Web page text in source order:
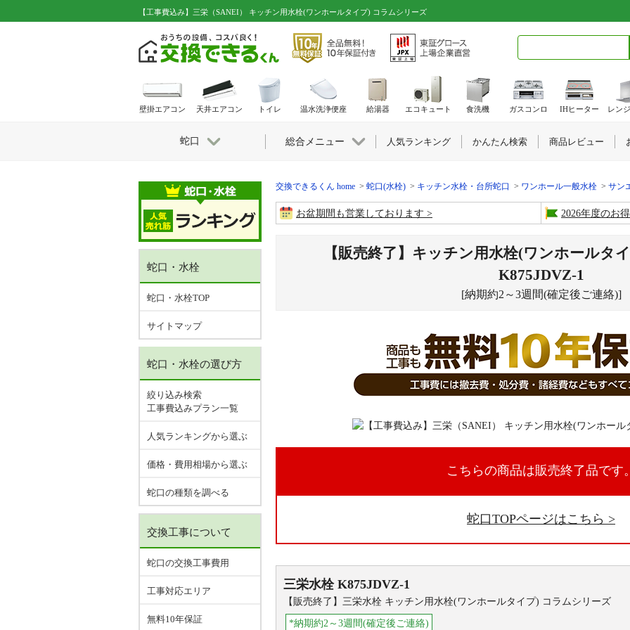
【工事費込み】三栄（SANEI） キッチン用水栓(ワンホールタイプ) コラムシリーズ
交換できるくん home 蛇口(水栓) キッチン水栓・台所蛇口 ワンホール一般水栓 サンエ
お盆期間も営業しております 2026年度のお
【販売終了】キッチン用水栓(ワンホールタ
K875JDVZ-1
[納期約2～3週間(確定後ご連絡)]
こちらの商品は販売終了品です
蛇口TOPページはこちら
三栄水栓 K875JDVZ-1
【販売終了】三栄水栓 キッチン用水栓(ワンホールタイプ) コラムシリーズ
*納期約2～3週間(確定後ご連絡)
蛇口・水栓
蛇口・水栓TOP
サイトマップ
蛇口・水栓の選び方
絞り込み検索
工事費込みプラン一覧
人気ランキングから選ぶ
価格・費用相場から選ぶ
蛇口の種類を調べる
交換工事について
蛇口の交換工事費用
工事対応エリア
無料10年保証
壁掛エアコン 天井エアコン トイレ 温水洗浄便座 給湯器 エコキュート 食洗機 ガスコンロ IHヒーター レン
蛇口 総合メニュー 人気ランキング かんたん検索 商品レビュー